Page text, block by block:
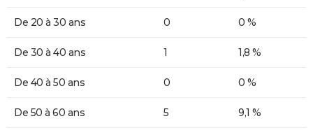
De 20 à 30 ans 0 0 %
De 30 à 40 ans 1 1,8 %
De 40 à 50 ans 0 0 %
De 50 à 60 ans 5 9,1 %